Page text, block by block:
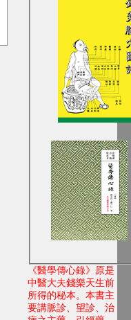
《醫學傳心錄》
原是
中醫大夫錢樂天生前
所得的秘本。本書主
要講脈診、望診、治